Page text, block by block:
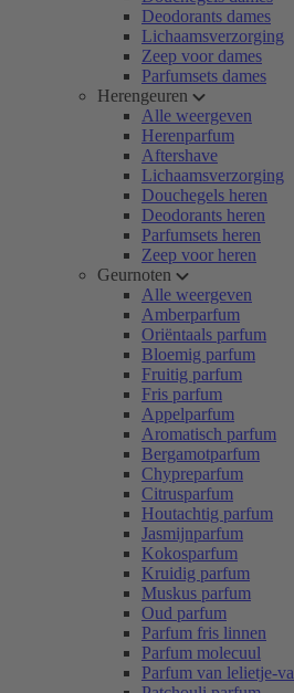
Deodorants dames
Lichaamsverzorging
Zeep voor dames
Parfumsets dames
Herengeuren
Alle weergeven
Herenparfum
Aftershave
Lichaamsverzorging
Douchegels heren
Deodorants heren
Parfumsets heren
Zeep voor heren
Geurnoten
Alle weergeven
Amberparfum
Oriëntaals parfum
Bloemig parfum
Fruitig parfum
Fris parfum
Appelparfum
Aromatisch parfum
Bergamotparfum
Chypreparfum
Citrusparfum
Houtachtig parfum
Jasmijnparfum
Kokosparfum
Kruidig parfum
Muskus parfum
Oud parfum
Parfum fris linnen
Parfum molecuul
Parfum van lelietje-